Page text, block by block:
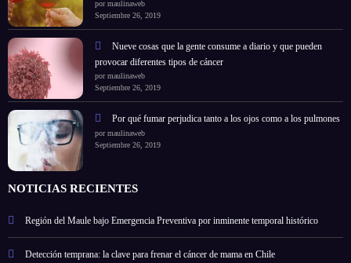
por maulinaweb
Septiembre 26, 2019
Nueve cosas que la gente consume a diario y que pueden
provocar diferentes tipos de cáncer
por maulinaweb
Septiembre 26, 2019
Por qué fumar perjudica tanto a los ojos como a los pulmones
por maulinaweb
Septiembre 26, 2019
NOTICIAS RECIENTES
Región del Maule bajo Emergencia Preventiva por inminente temporal histórico
Detección temprana: la clave para frenar el cáncer de mama en Chile